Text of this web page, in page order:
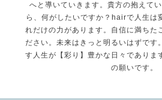
へと導いていきます。貴方の抱えて
ら、何がしたいですか？hairで人生は
れだけの力があります。自信に満ちた
ださい。未来はきっと明るいはずです
す人生が【彩り】豊かな日々でありま
の願いです。